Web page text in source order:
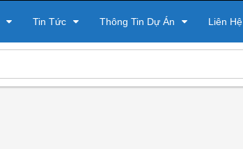
Tin Tức Thông Tin Dự Án Liên Hệ